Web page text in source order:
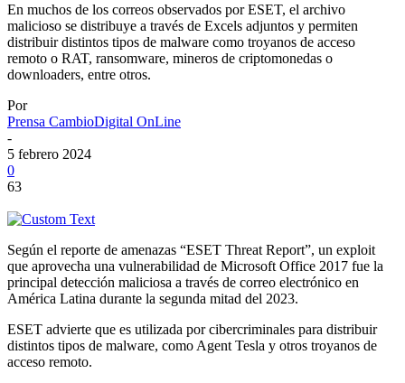
En muchos de los correos observados por ESET, el archivo
malicioso se distribuye a través de Excels adjuntos y permiten
distribuir distintos tipos de malware como troyanos de acceso
remoto o RAT, ransomware, mineros de criptomonedas o
downloaders, entre otros.
Por
Prensa CambioDigital OnLine
-
5 febrero 2024
0
63
Según el reporte de amenazas “ESET Threat Report”, un exploit
que aprovecha una vulnerabilidad de Microsoft Office 2017 fue la
principal detección maliciosa a través de correo electrónico en
América Latina durante la segunda mitad del 2023.
ESET advierte que es utilizada por cibercriminales para distribuir
distintos tipos de malware, como Agent Tesla y otros troyanos de
acceso remoto.